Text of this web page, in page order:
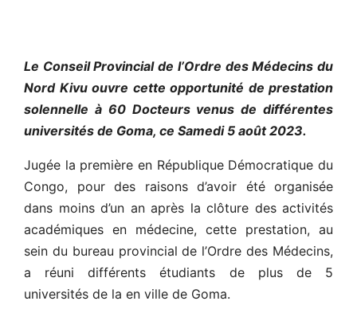
Le Conseil Provincial de l’Ordre des Médecins du
Nord Kivu ouvre cette opportunité de prestation
solennelle à 60 Docteurs venus de différentes
universités de Goma, ce Samedi 5 août 2023.
Jugée la première en République Démocratique du
Congo, pour des raisons d’avoir été organisée
dans moins d’un an après la clôture des activités
académiques en médecine, cette prestation, au
sein du bureau provincial de l’Ordre des Médecins,
a réuni différents étudiants de plus de 5
universités de la en ville de Goma.